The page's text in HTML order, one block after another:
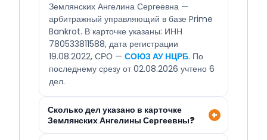
Землянских Ангелина Сергеевна —
арбитражный управляющий в базе Prime
Bankrot. В карточке указаны: ИНН
780533811588, дата регистрации
19.08.2022, СРО — СОЮЗ АУ НЦРБ. По
последнему срезу от 02.08.2026 учтено 6
дел.
Сколько дел указано в карточке
Землянских Ангелины Сергеевны?